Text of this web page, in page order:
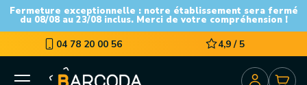
Fermeture exceptionnelle : notre établissement sera fermé
du 08/08 au 23/08 inclus. Merci de votre compréhension !
04 78 20 00 56 4,9 / 5